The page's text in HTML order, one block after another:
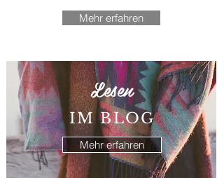
Mehr erfahren
Lesen
IM BLOG
Mehr erfahren